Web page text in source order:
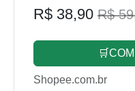
R$ 38,90 R$
Shopee.com.br